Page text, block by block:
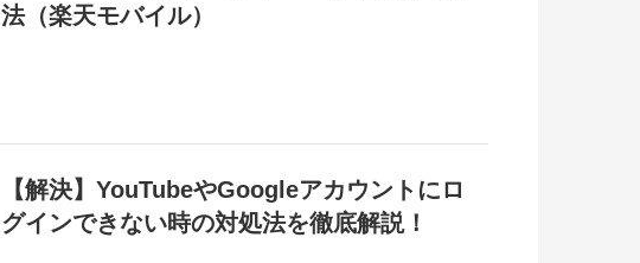
法（楽天モバイル）
【解決】YouTubeやGoogleアカウントにロ
グインできない時の対処法を徹底解説！